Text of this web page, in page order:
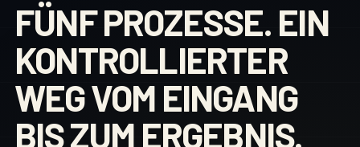
FÜNF PROZESSE. EIN
KONTROLLIERTER
WEG VOM EINGANG
BIS ZUM ERGEBNIS.